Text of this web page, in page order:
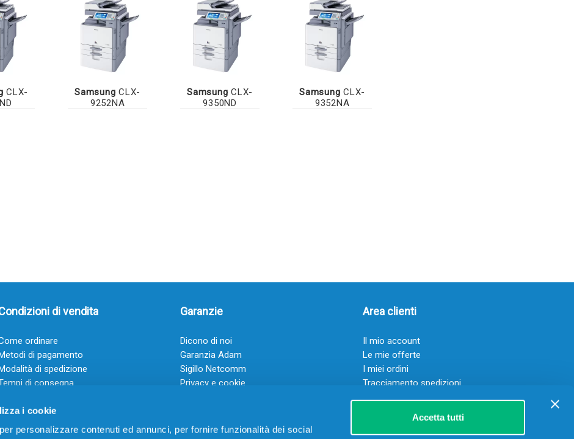
i cookie
personalizzare contenuti ed annunci, per fornire funzionalità dei social
Accetta tutti
CLX-
Samsung CLX-
9252NA
Samsung CLX-
9350ND
Samsung CLX-
9352NA
di vendita
ordinare
di pagamento
di spedizione
di consegna
Garanzie
Dicono di noi
Garanzia Adam
Sigillo Netcomm
Privacy e cookie
Area clienti
Il mio account
Le mie offerte
I miei ordini
Tracciamento spedizioni
Resi
Servizio clienti